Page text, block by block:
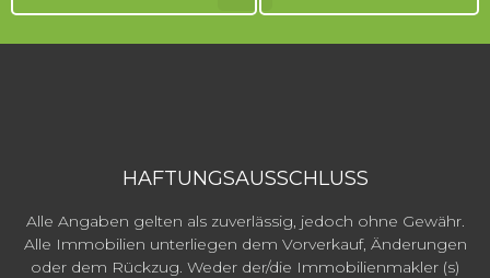
HAFTUNGSAUSSCHLUSS
Alle Angaben gelten als zuverlässig, jedoch ohne Gewähr.
Alle Immobilien unterliegen dem Vorverkauf, Änderungen
oder dem Rückzug. Weder der/die Immobilienmakler (s)